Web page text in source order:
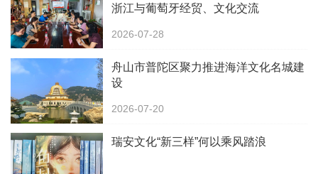
浙江与葡萄牙经贸、文化交流
2026-07-28
舟山市普陀区聚力推进海洋文化名城建
设
2026-07-20
瑞安文化“新三样”何以乘风踏浪